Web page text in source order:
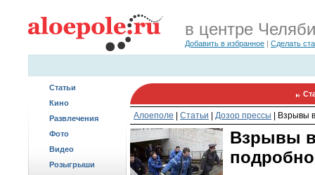
в центре
Добавить в избранное | Сделать
Статьи
Кино
Развлечения
Фото
Видео
Розыгрыши
Алоеполе Статьи Дозор прессы Взрывы
Взрывы